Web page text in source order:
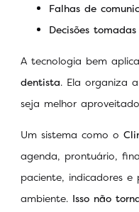
Falhas de
Decisões
A tecnologia bem
dentista. Ela organiza
seja melhor
Um sistema como o
agenda, prontuário,
paciente, indicadores e
ambiente. Isso não